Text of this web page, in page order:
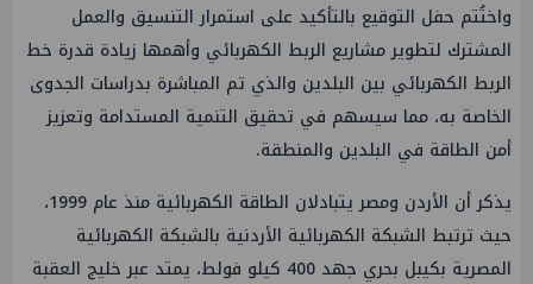
واختُتم حفل التوقيع بالتأكيد على استمرار التنسيق والعمل
المشترك لتطوير مشاريع الربط الكهربائي وأهمها زيادة قدرة خط
الربط الكهربائي بين البلدين والذي تم المباشرة بدراسات الجدوى
الخاصة به، مما سيسهم في تحقيق التنمية المستدامة وتعزيز
أمن الطاقة في البلدين والمنطقة.
يذكر أن الأردن ومصر يتبادلان الطاقة الكهربائية منذ عام 1999،
حيث ترتبط الشبكة الكهربائية الأردنية بالشبكة الكهربائية
المصرية بكيبل بحري جهد 400 كيلو فولط، يمتد عبر خليج العقبة